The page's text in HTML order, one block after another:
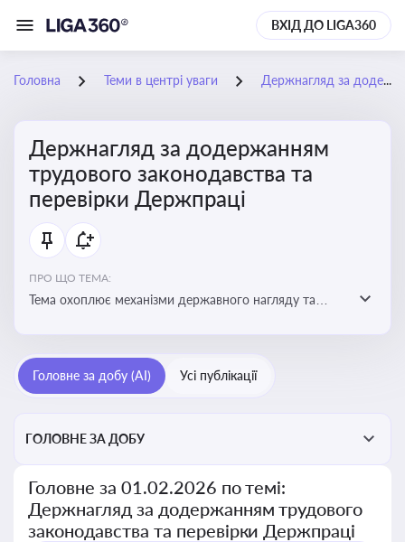
ВХІД ДО LIGA360
Головна Теми в центрі уваги Держнагляд за додержанням трудового законодавства та перевірки Держпраці
Держнагляд за додержанням
трудового законодавства та
перевірки Держпраці
ПРО ЩО ТЕМА:
Тема охоплює механізми державного нагляду та
Головне за добу (AI) Усі публікації
ГОЛОВНЕ ЗА ДОБУ
Головне за 01.02.2026 по темі:
Держнагляд за додержанням трудового
законодавства та перевірки Держпраці